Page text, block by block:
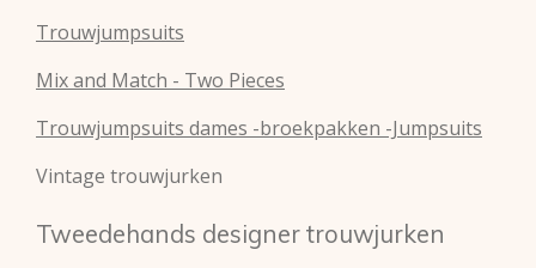
Trouwjumpsuits
Mix and Match - Two Pieces
Trouwjumpsuits dames -broekpakken -Jumpsuits
Vintage trouwjurken
Tweedehands designer trouwjurken